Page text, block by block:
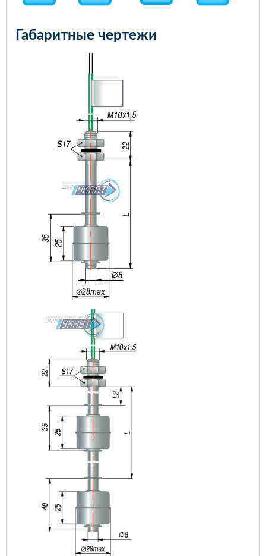
Габаритные чертежи